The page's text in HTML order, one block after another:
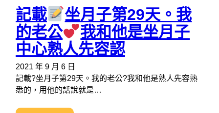
記載
坐月子第29天。我
的老公
我和他是坐月子
中心熟人先容認
2021 年 9 月 6 日
記載?坐月子第29天。我的老公?我和他是熟人先容熟
悉的，用他的話說就是…